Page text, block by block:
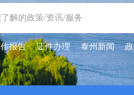
报告 证件办理 泰州新闻